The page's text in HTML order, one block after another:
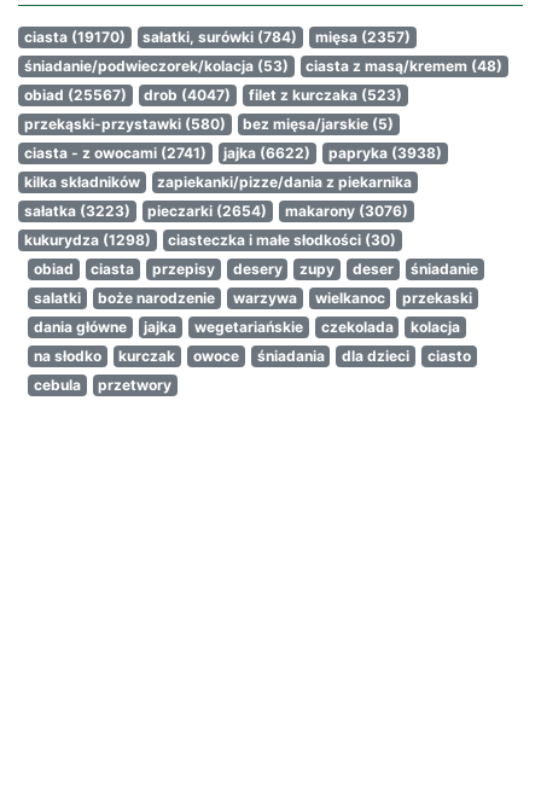
ciasta (19170) sałatki, surówki (784) mięsa (2357)
śniadanie/podwieczorek/kolacja (53) ciasta z masą/kremem (48)
obiad (25567) drob (4047) filet z kurczaka (523)
przekąski-przystawki (580) bez mięsa/jarskie (5)
ciasta - z owocami (2741) jajka (6622) papryka (3938)
kilka składników
zapiekanki/pizze/dania z piekarnika
sałatka (3223) pieczarki (2654) makarony (3076)
kukurydza (1298) ciasteczka i małe słodkości (30)
obiad
ciasta przepisy desery zupy deser
śniadanie
salatki
boże narodzenie warzywa wielkanoc
przekaski
dania główne
jajka wegetariańskie czekolada
kolacja
na słodko
kurczak owoce śniadania dla dzieci
ciasto
cebula
przetwory